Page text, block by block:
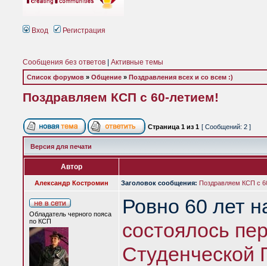
Вход Регистрация
Сообщения без ответов Активные темы
Список форумов » Общение » Поздравления всех и со всем :)
Поздравляем КСП с 60-летием!
Страница 1 из 1 [ Сообщений: 2 ]
Версия для печати
Автор
Александр Костромин Заголовок сообщения: Поздравляем КСП с
Обладатель черного пояса
по КСП
Ровно 60 лет
состоялось
Студенческой